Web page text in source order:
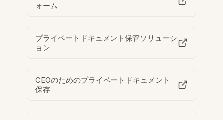
ォーム
プライベートドキュメント保管ソリューシ
ョン
CEOのためのプライベートドキュメント
保存